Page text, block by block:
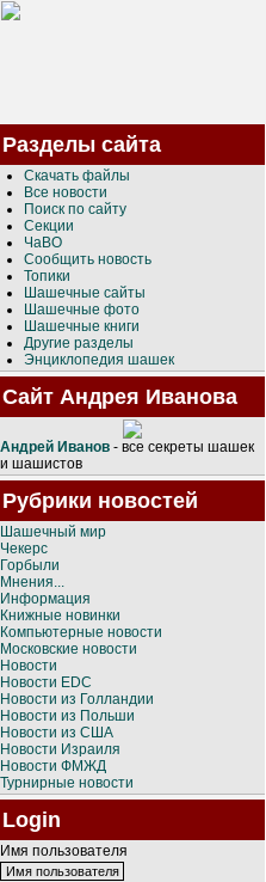
Разделы сайта
Скачать файлы
Все новости
Поиск по сайту
Секции
ЧаВО
Сообщить новость
Топики
Шашечные сайты
Шашечные фото
Шашечные книги
Другие разделы
Энциклопедия шашек
Сайт Андрея Иванова
Андрей Иванов - все секреты шашек
и шашистов
Рубрики новостей
Шашечный мир
Чекерс
Горбыли
Мнения...
Информация
Книжные новинки
Компьютерные новости
Московские новости
Новости
Новости EDC
Новости из Голландии
Новости из Польши
Новости из США
Новости Израиля
Новости ФМЖД
Турнирные новости
Login
Имя пользователя